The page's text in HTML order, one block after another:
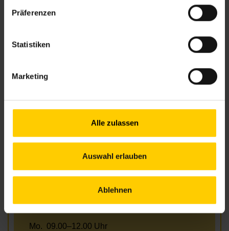
Präferenzen
Statistiken
Marketing
Alle zulassen
Auswahl erlauben
Ablehnen
U6 – Westbahnhof / Burggasse
09.00–12.00 Uhr
Di.
09.00–12.00 & 13.00–17.00 Uhr
09.00–12.00 & 13.00–17.00 Uhr
Fr.
10.00–12.00 Uhr
Öffnungszeiten Juli und August
Mo. 09.00–12.00 Uhr